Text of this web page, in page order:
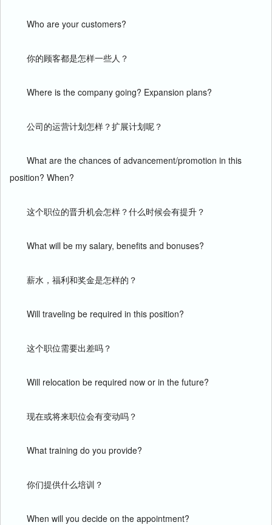
Who are your customers?
你的顾客都是怎样一些人？
Where is the company going? Expansion plans?
公司的运营计划怎样？扩展计划呢？
What are the chances of advancement/promotion in this
position? When?
这个职位的晋升机会怎样？什么时候会有提升？
What will be my salary, benefits and bonuses?
薪水，福利和奖金是怎样的？
Will traveling be required in this position?
这个职位需要出差吗？
Will relocation be required now or in the future?
现在或将来职位会有变动吗？
What training do you provide?
你们提供什么培训？
When will you decide on the appointment?